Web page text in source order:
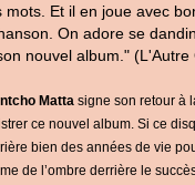
Et il en joue avec
On adore se
nouvel album." (L'Autre
Matta signe son retour à
ce nouvel album. Si ce
bien des années de vie
de l’ombre derrière le